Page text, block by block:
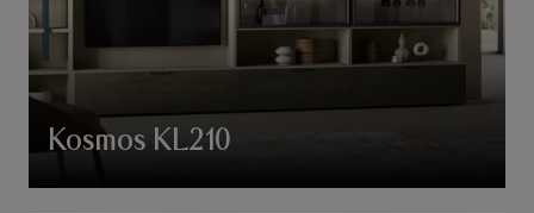
Kosmos KL210